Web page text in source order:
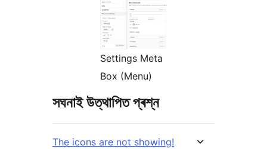
Settings Meta
Box (Menu)
সঘনাই উত্থাপিত প্ৰশ্ন
The icons are not showing!